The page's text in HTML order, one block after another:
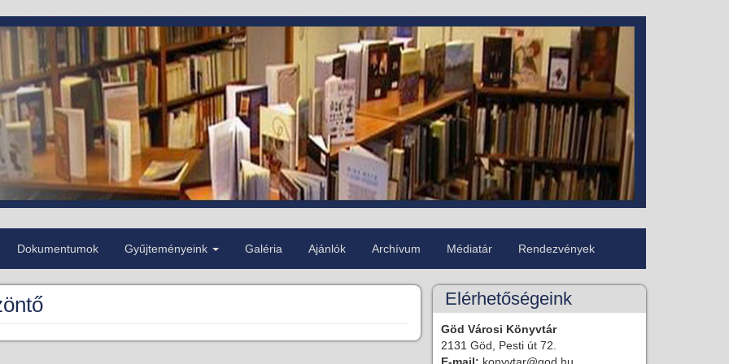
Dokumentumok Gyűjteményeink Galéria Ajánlók Archívum Médiatár Rendezvények
Elérhetőségeink
Göd Városi Könyvtár
2131 Göd, Pesti út 72.